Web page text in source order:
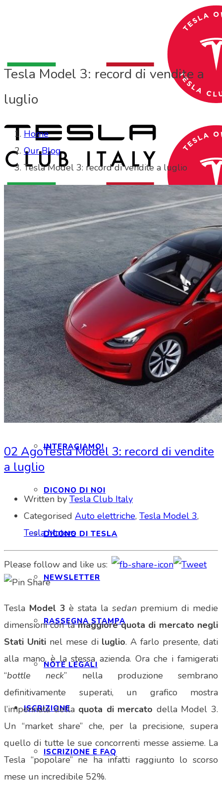
HOME
CHI SIAMO
CHI SIAMO
CONTATTI
INTERAGIAMO!
DICONO DI NOI
DICONO DI TESLA
NEWSLETTER
RASSEGNA STAMPA
NOTE LEGALI
ISCRIZIONE
ISCRIZIONE E FAQ
Tesla Model 3: record di vendite a
luglio
Home
Our Blog
Tesla Model 3: record di vendite a luglio
02 AgoTesla Model 3: record di vendite
a luglio
Written by Tesla Club Italy
Categorised Auto elettriche, Tesla Model 3,
Tesla Motors
Please follow and like us:
Tesla Model 3 è stata la sedan premium di medie
dimensioni con lamaggiore quota di mercato negli
Stati Unitinel mese di luglio. A farlo presente, dati
alla mano, è la stessa azienda. Ora che i famigerati
“bottle neck” nella produzione sembrano
definitivamente superati, un grafico mostra
l’impennata della quota di mercato della Model 3.
Un “market share” che, per la precisione, supera
quello di tutte le sue concorrenti messe assieme. La
Tesla “popolare” ne ha infatti raggiunto lo scorso
mese un incredibile 52%.